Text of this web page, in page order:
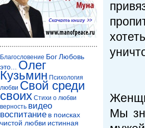
Мы
Благословение БогЛюбовь
это...
Олег
Кузьмин Психология
любви Свой среди
своих Стихи о любви
верность видео
воспитание в поисках
чистой любви истинная